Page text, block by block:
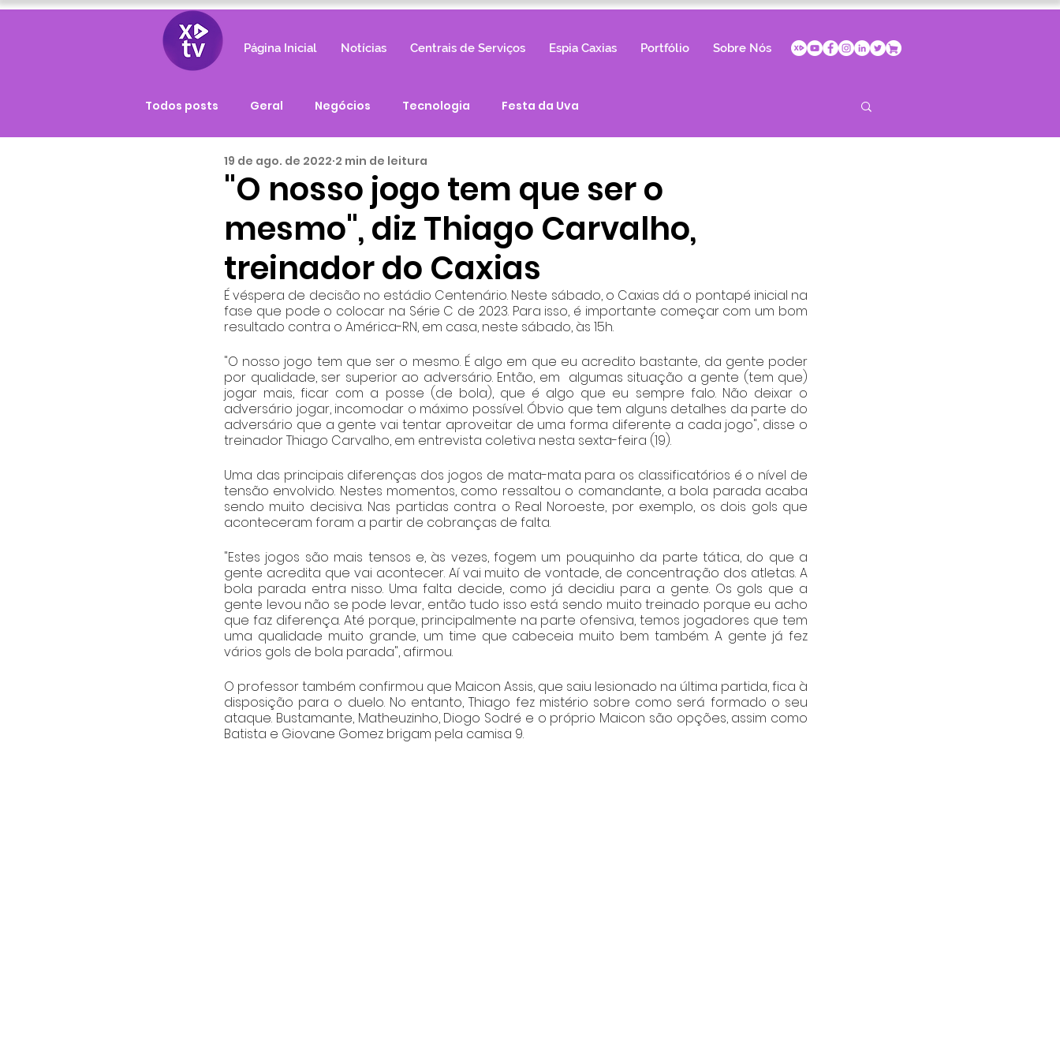
Página Inicial Notícias Centrais de Serviços Espia Caxias Portfólio Sobre Nós
Todos posts Geral Negócios Tecnologia Festa da Uva
"O nosso jogo tem que ser o
mesmo", diz Thiago Carvalho,
treinador do Caxias
19 de ago. de 2022 2 min de leitura
É véspera de decisão no estádio Centenário. Neste sábado, o Caxias dá o pontapé inicial na
fase que pode o colocar na Série C de 2023. Para isso, é importante começar com um bom
resultado contra o América-RN, em casa, neste sábado, às 15h.
"O nosso jogo tem que ser o mesmo. É algo em que eu acredito bastante, da gente poder
por qualidade, ser superior ao adversário. Então, em  algumas situação a gente (tem que)
jogar mais, ficar com a posse (de bola), que é algo que eu sempre falo. Não deixar o
adversário jogar, incomodar o máximo possível. Óbvio que tem alguns detalhes da parte do
adversário que a gente vai tentar aproveitar de uma forma diferente a cada jogo", disse o
treinador Thiago Carvalho, em entrevista coletiva nesta sexta-feira (19).
Uma das principais diferenças dos jogos de mata-mata para os classificatórios é o nível de
tensão envolvido. Nestes momentos, como ressaltou o comandante, a bola parada acaba
sendo muito decisiva. Nas partidas contra o Real Noroeste, por exemplo, os dois gols que
aconteceram foram a partir de cobranças de falta.
"Estes jogos são mais tensos e, às vezes, fogem um pouquinho da parte tática, do que a
gente acredita que vai acontecer. Aí vai muito de vontade, de concentração dos atletas. A
bola parada entra nisso. Uma falta decide, como já decidiu para a gente. Os gols que a
gente levou não se pode levar, então tudo isso está sendo muito treinado porque eu acho
que faz diferença. Até porque, principalmente na parte ofensiva, temos jogadores que tem
uma qualidade muito grande, um time que cabeceia muito bem também. A gente já fez
vários gols de bola parada", afirmou.
O professor também confirmou que Maicon Assis, que saiu lesionado na última partida, fica à
disposição para o duelo. No entanto, Thiago fez mistério sobre como será formado o seu
ataque. Bustamante, Matheuzinho, Diogo Sodré e o próprio Maicon são opções, assim como
Batista e Giovane Gomez brigam pela camisa 9.